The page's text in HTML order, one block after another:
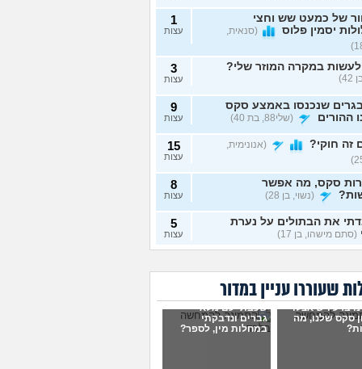
של כמעט שש וחצי
יסמין פלוס
(סנאית,
1
עצות
במקרה המוזר שלי? 3
עצות
שנכנסו באמצע סקס
ההורים
(שלי88, בת 40)
9
עצות
זה חוקי?
(אנונימית,
15
עצות
סקס, מה אפשר
(נשוי, בן 28)
8
עצות
את הבתולים על נערת
(סתם מישהו, בן 17)
5
עצות
(אנונימי, בן 24) עצות
להיות חרמנית בגילי
(Hayatov, בת 40)
13
עצות
שעוררו עניין במדור
ברע ויש אצלו
סקס שלנו, מה
שכבתי עם מלא
גברים ונדבקתי
במחלות מין, לספר?